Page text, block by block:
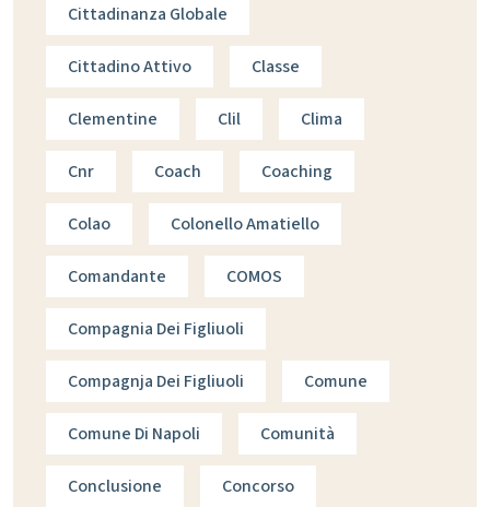
Cittadinanza Globale
Cittadino Attivo Classe
Clementine Clil Clima
Cnr Coach Coaching
Colao Colonello Amatiello
Comandante COMOS
Compagnia Dei Figliuoli
Compagnja Dei Figliuoli Comune
Comune Di Napoli Comunità
Conclusione Concorso